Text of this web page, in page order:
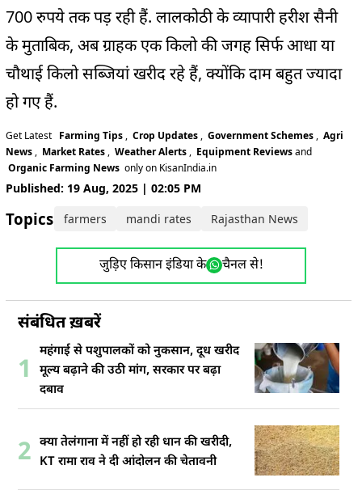
700रुपयेतक पड़ रही हैं. लालकोठीके व्यापारी हरीश सैनी
के मुताबिक, अब ग्राहक एक किलो की जगह सिर्फ आधा या
चौथाई किलो सब्जियां खरीद रहे हैं, क्योंकि दाम बहुत ज्यादा
हो गए हैं.
Get Latest Farming Tips , Crop Updates , Government Schemes , Agri
News , Market Rates , Weather Alerts , Equipment Reviewsand
Organic Farming News only on KisanIndia.in
Published: 19 Aug, 2025 | 02:05 PM
Topics: farmers mandi rates Rajasthan News
जुड़िए किसान इंडिया के चैनल से!
संबंधित ख़बरें
1
महंगाई से पशुपालकों को नुकसान, दूध खरीद
मूल्य बढ़ाने की उठी मांग, सरकार पर बढ़ा
दबाव
2 क्या तेलंगाना में नहीं हो रही धान की खरीदी,
KT रामा राव ने दी आंदोलन की चेतावनी